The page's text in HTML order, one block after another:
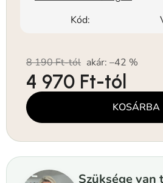
Kód:
8 190 Ft-tól akár: –42 %
4 970 Ft-tól
Egységár: KOSÁRBA
Szüksége van